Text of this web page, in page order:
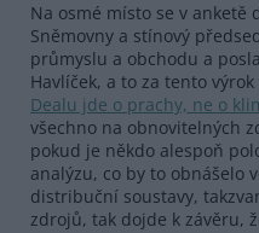
Na osmé místo se v
Sněmovny a stínový
průmyslu a obchodu a
Havlíček, a to za tento
Dealu jde o prachy, ne o
všechno na obnovitelných
pokud je někdo alespoň
analýzu, co by to obnášelo
distribuční soustavy,
zdrojů, tak dojde k závěru,